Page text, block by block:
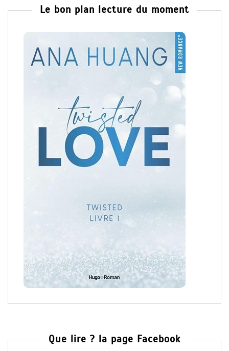
Le bon plan lecture du moment
Que lire ? la page Facebook